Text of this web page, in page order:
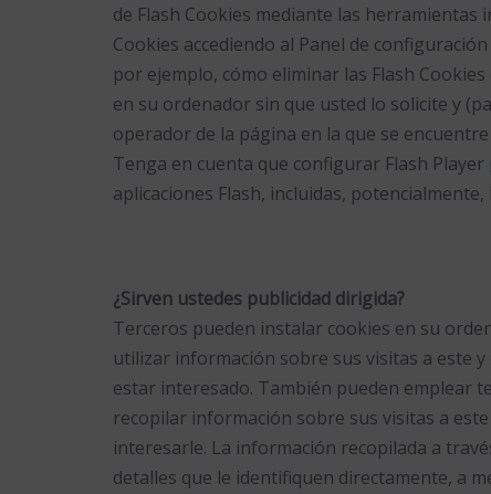
de Flash Cookies mediante las
Cookies accediendo al Panel de
por ejemplo, cómo eliminar las Flash
en su ordenador sin que usted lo solicite y
operador de la página en la que se
Tenga en cuenta que configurar Flash
aplicaciones Flash, incluidas,
¿Sirven ustedes publicidad dirigida?
Terceros pueden instalar cookies en su
utilizar información sobre sus visitas a este
estar interesado. También pueden emplear
recopilar información sobre sus visitas a
interesarle. La información recopilada a
detalles que le identifiquen directamente, a